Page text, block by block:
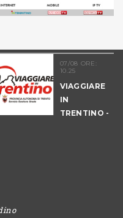
07/08 ORE:
10.25
VIAGGIARE
IN
TRENTINO -